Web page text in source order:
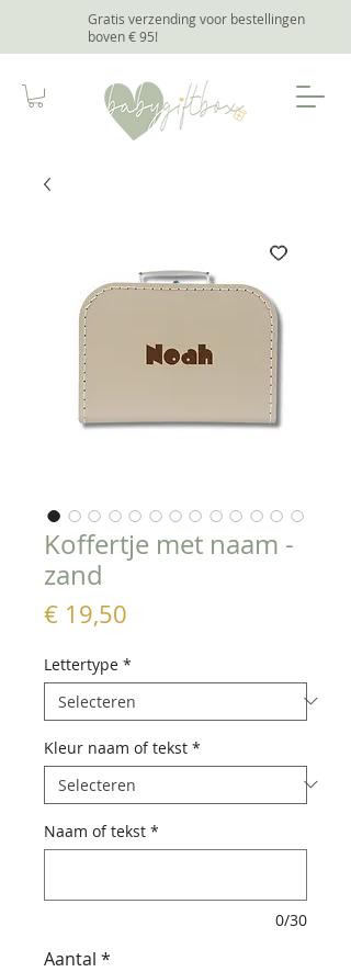
Gratis verzending voor bestellingen
boven € 95!
Koffertje met naam -
zand
€ 19,50
Lettertype *
Kleur naam of tekst *
Naam of tekst *
0/30
Aantal *